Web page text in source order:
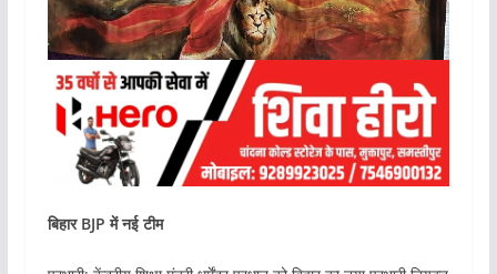
बिहार BJP में नई टीम